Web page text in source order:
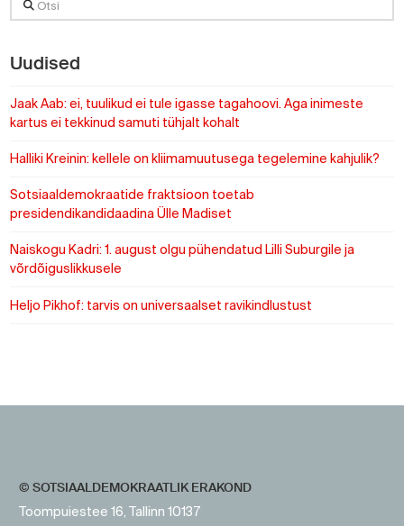
Uudised
Jaak Aab: ei, tuulikud ei tule igasse tagahoovi. Aga inimeste
kartus ei tekkinud samuti tühjalt kohalt
Halliki Kreinin: kellele on kliimamuutusega tegelemine kahjulik?
Sotsiaaldemokraatide fraktsioon toetab
presidendikandidaadina Ülle Madiset
Naiskogu Kadri: 1. august olgu pühendatud Lilli Suburgile ja
võrdõiguslikkusele
Heljo Pikhof: tarvis on universaalset ravikindlustust
© SOTSIAALDEMOKRAATLIK ERAKOND
Toompuiestee 16, Tallinn 10137